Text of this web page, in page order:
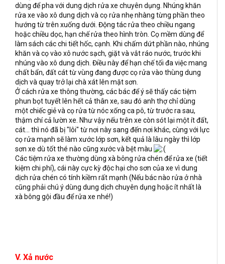
dùng để pha với dung dịch rửa xe chuyên dụng. Nhúng khăn
rửa xe vào xô dung dịch và cọ rửa nhẹ nhàng từng phần theo
hướng từ trên xuống dưới. Động tác rửa theo chiều ngang
hoặc chiều dọc, hạn chế rửa theo hình tròn. Cọ mềm dùng để
làm sách các chi tiết hốc, cạnh. Khi chấm dứt phần nào, nhúng
khăn và cọ vào xô nước sạch, giặt và vắt ráo nước, trước khi
nhúng vào xô dung dịch. Điều này để hạn chế tối đa việc mang
chất bẩn, đất cát từ vùng đang được cọ rửa vào thùng dung
dịch và quay trở lại chà xát lên mặt sơn.
Ở cách rửa xe thông thường, các bác để ý sẽ thấy các tiệm
phun bọt tuyết lên hết cả thân xe, sau đó anh thợ chỉ dùng
một chiếc giẻ và cọ rửa từ nóc xống ca pô, từ trước ra sau,
thậm chí cả lườn xe. Như vậy nếu trên xe còn sót lại một ít đất,
cát… thì nó đã bị "lôi" từ nơi này sang đến nơi khác, cùng với lực
cọ rửa mạnh sẽ làm xước lớp sơn, kết quả là lâu ngày thì lớp
sơn xe dù tốt thé nào cũng xước và bệt màu
Các tiệm rửa xe thường dùng xà bông rửa chén để rửa xe (tiết
kiệm chi phí), cái này cực kỳ độc hại cho sơn của xe vì dung
dịch rửa chén có tính kiềm rất mạnh (Nếu bác nào rửa ở nhà
cũng phải chú ý dùng dung dịch chuyên dụng hoặc ít nhất là
xà bông gội đầu để rửa xe nhé!)
V. Xả nước